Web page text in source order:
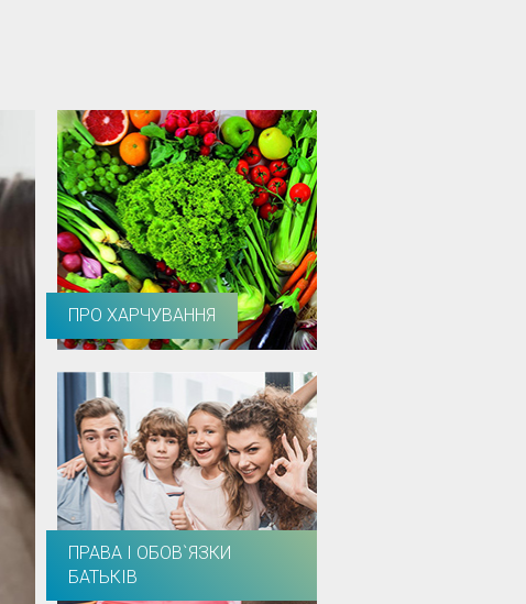
ПРО ХАРЧУВАННЯ
ПРАВА І ОБОВ`ЯЗКИ
БАТЬКІВ